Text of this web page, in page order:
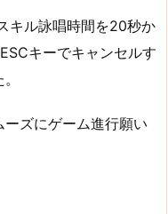
キル詠唱時間を20秒か
キーでキャンセルす
ズにゲーム進行願い